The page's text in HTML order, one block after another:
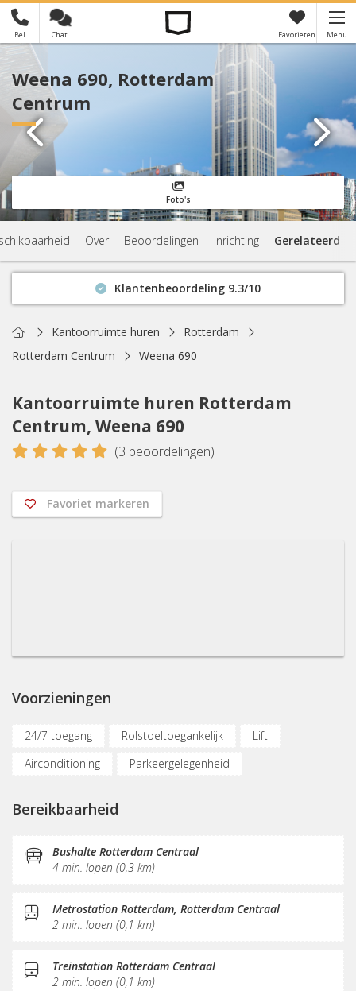
Bel Chat Favorieten Menu
Je hebt nog geen favorieten ×
Weena 690, Rotterdam
Centrum
Foto's
Over Beoordelingen Inrichting Gerelateerd
Klantenbeoordeling 9.3/10
Actuele beschikbaarheid
HomeKantoorruimte huren
Rotterdam
Rotterdam Centrum
Weena 690
Kantoorruimte huren Rotterdam
Centrum, Weena 690
5 (3 beoordelingen)
Favoriet markeren
Voorzieningen
24/7 toegang Rolstoeltoegankelijk
Lift
Airconditioning
Parkeergelegenheid
(Flex)werkplekken
Opslagruimte
Internetmogelijkheden
Sociaal hart
Koffie/thee
Pantry
Receptie
Postverwerking
Fitnessruimte
Bereikbaarheid
Bushalte Rotterdam Centraal
4 min. lopen (0,3 km)
Metrostation Rotterdam, Rotterdam Centraal
2 min. lopen (0,1 km)
Treinstation Rotterdam Centraal
2 min. lopen (0,1 km)